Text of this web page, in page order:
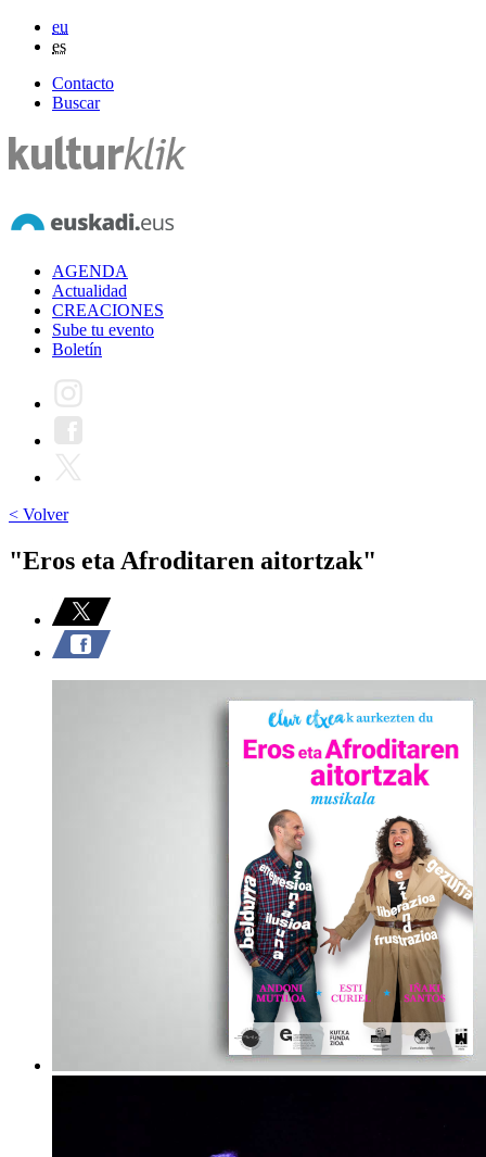
eu
es
Contacto
Buscar
AGENDA
Actualidad
CREACIONES
Sube tu evento
Boletín
< Volver
"Eros eta Afroditaren aitortzak"